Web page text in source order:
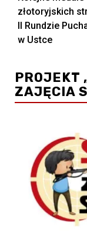
wpisy
złotoryjskich
II Rundzie
w Ustce
PROJEKT
ZAJĘCIA